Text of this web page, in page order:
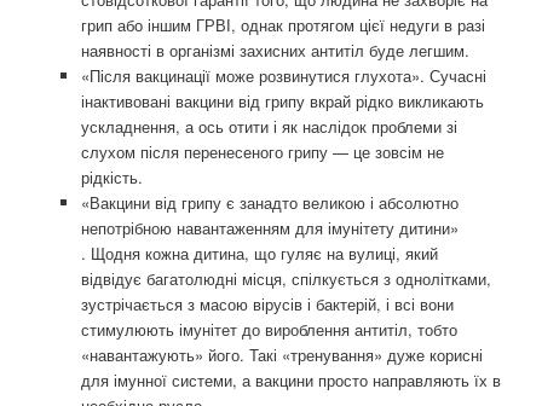
грип або іншим ГРВІ, однак протягом цієї недуги в разі
наявності в організмі захисних антитіл буде легшим.
«Після вакцинації може розвинутися глухота». Сучасні
інактивовані вакцини від грипу вкрай рідко викликають
ускладнення, а ось отити і як наслідок проблеми зі
слухом після перенесеного грипу — це зовсім не
рідкість.
«Вакцини від грипу є занадто великою і абсолютно
непотрібною навантаженням для імунітету дитини»
. Щодня кожна дитина, що гуляє на вулиці, який
відвідує багатолюдні місця, спілкується з однолітками,
зустрічається з масою вірусів і бактерій, і всі вони
стимулюють імунітет до вироблення антитіл, тобто
«навантажують» його. Такі «тренування» дуже корисні
для імунної системи, а вакцини просто направляють їх в